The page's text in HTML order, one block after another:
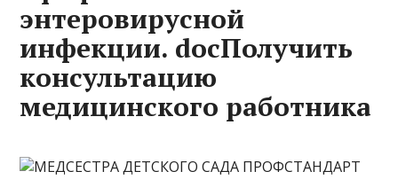
энтеровирусной
инфекции. docПолучить
консультацию
медицинского работника